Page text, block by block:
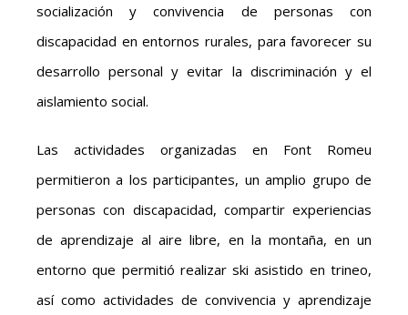
socialización y convivencia de personas con
discapacidad en entornos rurales, para favorecer su
desarrollo personal y evitar la discriminación y el
aislamiento social.
Las actividades organizadas en Font Romeu
permitieron a los participantes, un amplio grupo de
personas con discapacidad, compartir experiencias
de aprendizaje al aire libre, en la montaña, en un
entorno que permitió realizar ski asistido en trineo,
así como actividades de convivencia y aprendizaje